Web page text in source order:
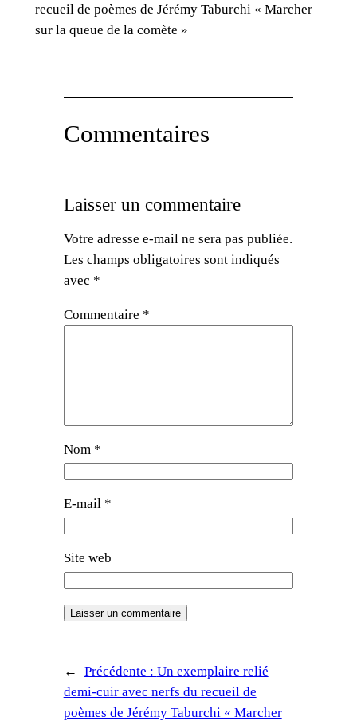
recueil de poèmes de Jérémy Taburchi « Marcher
sur la queue de la comète »
Commentaires
Laisser un commentaire
Votre adresse e-mail ne sera pas publiée.
Les champs obligatoires sont indiqués
avec *
Commentaire *
Nom *
E-mail *
Site web
← Précédente : Un exemplaire relié
demi-cuir avec nerfs du recueil de
poèmes de Jérémy Taburchi « Marcher